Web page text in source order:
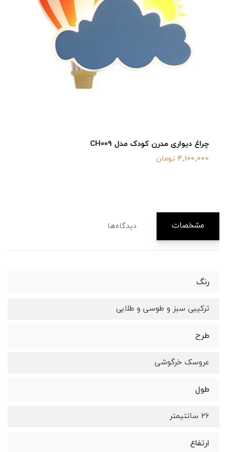
چراغ دیواری مدرن کودک مدل CH009
4,100,000 تومان
مشخصات دیدگاه‌ها
رنگ
ترکیبی سبز و طوسی و طلایی
طرح
عروسک خرگوشی
طول
26 سانتیمتر
ارتفاع